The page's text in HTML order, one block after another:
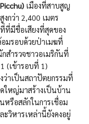
เมืองที่สาบสูญ
กว่า 2,400 เมตร
ที่มีชื่อเสียงที่สุดของ
มรอบด้วยป่าเมฆที่
สํารวจชาวอเมริกันที่
(เข้ารอบที่ 1)
ว่าเป็นสถาปัตยกรรมที่
ใหญ่มาสร้างเป็นบ้าน
หรือสลักในการเชื่อม
วิหารเหล่านี้ยังคงอยู่